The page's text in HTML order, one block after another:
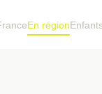
En région